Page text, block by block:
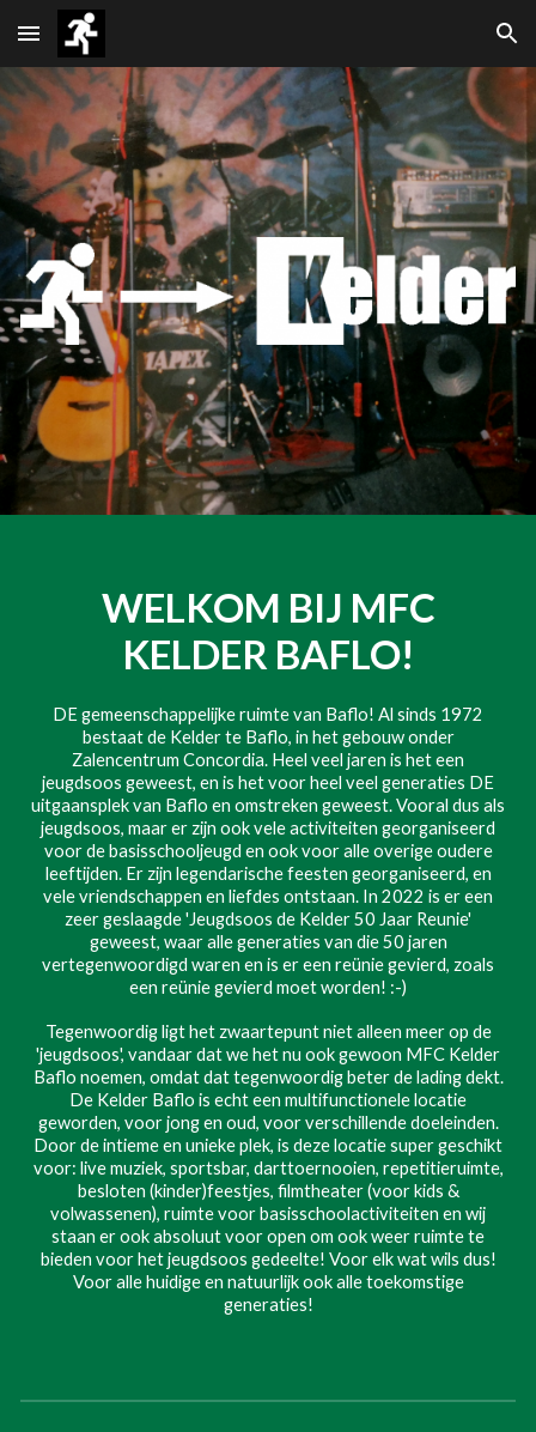
Skip to main content Skip to navigation
WELKOM BIJ MFC
KELDER BAFLO!
DE gemeenschappelijke ruimte van Baflo! Al sinds 1972
bestaat de Kelder te Baflo, in het gebouw onder
Zalencentrum Concordia. Heel veel jaren is het een
jeugdsoos geweest, en is het voor heel veel generaties DE
uitgaansplek van Baflo en omstreken geweest. Vooral dus als
jeugdsoos, maar er zijn ook vele activiteiten georganiseerd
voor de basisschooljeugd en ook voor alle overige oudere
leeftijden. Er zijn legendarische feesten georganiseerd, en
vele vriendschappen en liefdes ontstaan. In 2022 is er een
zeer geslaagde 'Jeugdsoos de Kelder 50 Jaar Reunie'
geweest, waar alle generaties van die 50 jaren
vertegenwoordigd waren en is er een reünie gevierd, zoals
een reünie gevierd moet worden! :-)
Tegenwoordig ligt het zwaartepunt niet alleen meer op de
'jeugdsoos', vandaar dat we het nu ook gewoon MFC Kelder
Baflo noemen, omdat dat tegenwoordig beter de lading dekt.
De Kelder Baflo is echt een multifunctionele locatie
geworden, voor jong en oud, voor verschillende doeleinden.
Door de intieme en unieke plek, is deze locatie super geschikt
voor: live muziek, sportsbar, darttoernooien, repetitieruimte,
besloten (kinder)feestjes, filmtheater (voor kids &
volwassenen), ruimte voor basisschoolactiviteiten en wij
staan er ook absoluut voor open om ook weer ruimte te
bieden voor het jeugdsoos gedeelte! Voor elk wat wils dus!
Voor alle huidige en natuurlijk ook alle toekomstige
generaties!